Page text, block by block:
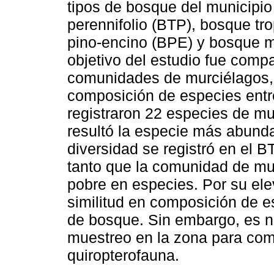
tipos de bosque del
perennifolio (BTP), bosque
pino-encino (BPE) y bosque
objetivo del estudio fue
comunidades de
composición de especies
registraron 22 especies de
resultó la especie más
diversidad se registró en el
tanto que la comunidad de
pobre en especies. Por su
similitud en composición de
de bosque. Sin embargo, es
muestreo en la zona para
quiropterofauna.